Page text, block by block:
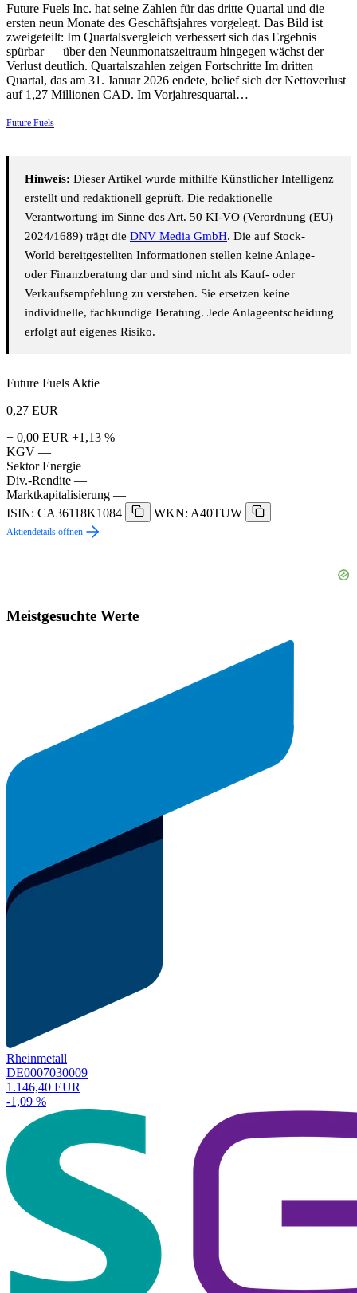
Future Fuels Inc. hat seine Zahlen für das dritte Quartal und die
ersten neun Monate des Geschäftsjahres vorgelegt. Das Bild ist
zweigeteilt: Im Quartalsvergleich verbessert sich das Ergebnis
spürbar — über den Neunmonatszeitraum hingegen wächst der
Verlust deutlich. Quartalszahlen zeigen Fortschritte Im dritten
Quartal, das am 31. Januar 2026 endete, belief sich der Nettoverlust
auf 1,27 Millionen CAD. Im Vorjahresquartal…
Future Fuels
Hinweis: Dieser Artikel wurde mithilfe Künstlicher Intelligenz
erstellt und redaktionell geprüft. Die redaktionelle
Verantwortung im Sinne des Art. 50 KI-VO (Verordnung (EU)
2024/1689) trägt die DNV Media GmbH. Die auf Stock-
World bereitgestellten Informationen stellen keine Anlage-
oder Finanzberatung dar und sind nicht als Kauf- oder
Verkaufsempfehlung zu verstehen. Sie ersetzen keine
individuelle, fachkundige Beratung. Jede Anlageentscheidung
erfolgt auf eigenes Risiko.
Future Fuels Aktie
0,27 EUR
+ 0,00 EUR +1,13 %
KGV —
Sektor Energie
Div.-Rendite —
Marktkapitalisierung —
ISIN: CA36118K1084
WKN: A40TUW
Aktiendetails öffnen
Meistgesuchte Werte
Rheinmetall
DE0007030009
1.146,40 EUR
-1,09 %